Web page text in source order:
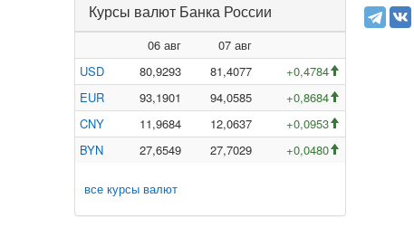
Курсы валют Банка России
06 авг
07 авг
USD
80,9293 81,4077
+0,4784
EUR
93,1901 94,0585
+0,8684
CNY
11,9684 12,0637
+0,0953
BYN
27,6549 27,7029 +0,0480
все курсы валют